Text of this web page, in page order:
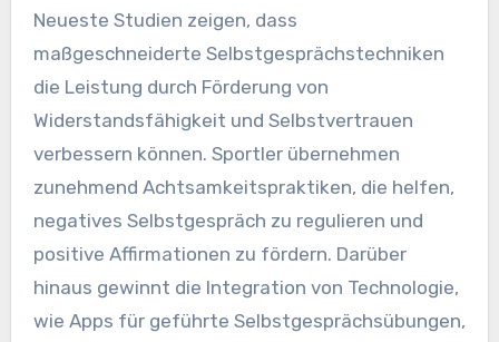
Neueste Studien zeigen, dass
maßgeschneiderte Selbstgesprächstechniken
die Leistung durch Förderung von
Widerstandsfähigkeit und Selbstvertrauen
verbessern können. Sportler übernehmen
zunehmend Achtsamkeitspraktiken, die helfen,
negatives Selbstgespräch zu regulieren und
positive Affirmationen zu fördern. Darüber
hinaus gewinnt die Integration von Technologie,
wie Apps für geführte Selbstgesprächsübungen,